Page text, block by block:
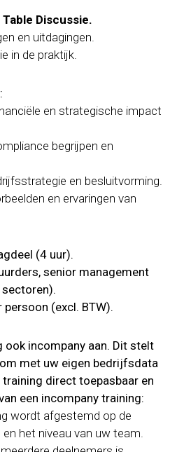
Discussie.
en uitdagingen.
in de praktijk.
:
en strategische impact
begrijpen en
en besluitvorming.
en ervaringen van
(4 uur).
senior management
persoon (excl. BTW).
ook incompany aan. Dit stelt
met uw eigen bedrijfsdata
direct toepasbaar en
een incompany training:
wordt afgestemd op de
het niveau van uw team.